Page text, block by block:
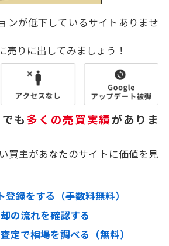
ンが低下しているサイトありませ
売りに出してみましょう！
も多くの売買実績がありま
買主があなたのサイトに価値を見
登録をする（手数料無料）
の流れを確認する
定で相場を調べる（無料）